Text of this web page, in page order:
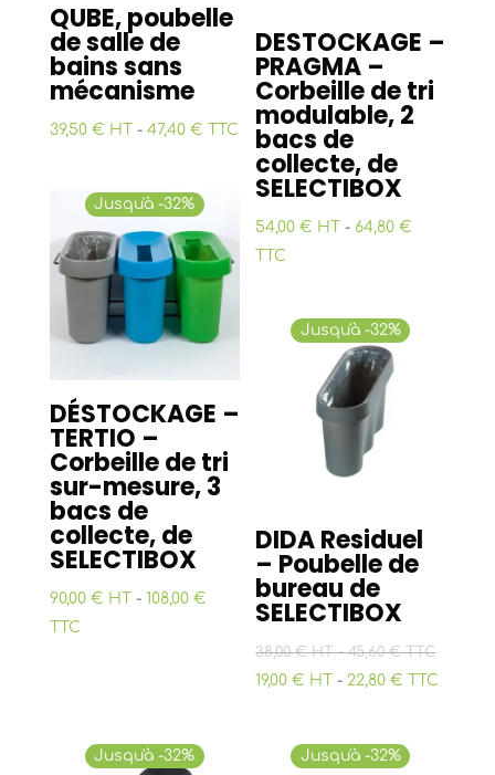
QUBE, poubelle
de salle de
bains sans
mécanisme
39,50 € HT - 47,40 € TTC
DESTOCKAGE –
PRAGMA –
Corbeille de tri
modulable, 2
bacs de
collecte, de
SELECTIBOX
54,00 € HT - 64,80 €
TTC
Jusqu'à -32%
DÉSTOCKAGE –
TERTIO –
Corbeille de tri
sur-mesure, 3
bacs de
collecte, de
SELECTIBOX
90,00 € HT - 108,00 €
TTC
Jusqu'à -32%
DIDA Residuel
– Poubelle de
bureau de
SELECTIBOX
38,00 € HT-45,60 € TTC
19,00 € HT - 22,80 € TTC
Jusqu'à -32% Jusqu'à -32%